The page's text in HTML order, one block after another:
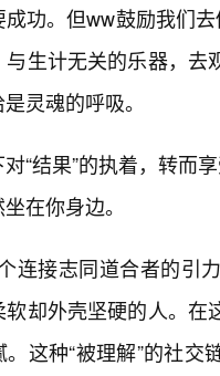
功。但ww鼓励我们
与生计无关的乐器，
灵魂的呼吸。
“结果”的执着，转而
在你身边。
连接志同道合者的引
却外壳坚硬的人。
这种“被理解”的社